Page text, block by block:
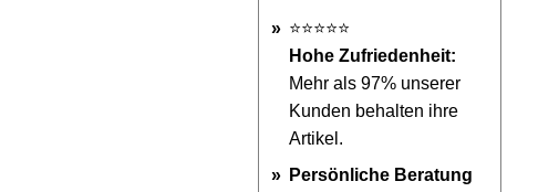
⭐⭐⭐⭐⭐
Hohe Zufriedenheit:
Mehr als 97% unserer
Kunden behalten ihre
Artikel.
Persönliche Beratung